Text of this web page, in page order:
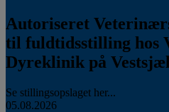
Autoriseret
til fuldtidsstilling hos
Dyreklinik på
Se stillingsopslaget her...
05.08.2026